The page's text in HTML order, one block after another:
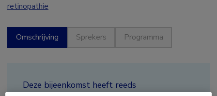
Omschrijving Sprekers Programma
Deze bijeenkomst heeft reeds
retinopathie